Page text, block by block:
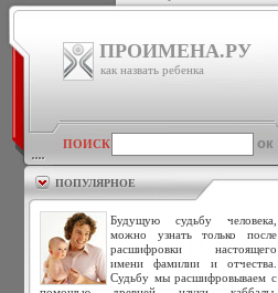
ПРОИМЕНА.РУ
как назвать ребенка
ПОИСК
ПОПУЛЯРНОЕ
Будущую судьбу человека,
можно узнать только после
расшифровки настоящего
имени фамилии и отчества.
Судьбу мы расшифровываем с